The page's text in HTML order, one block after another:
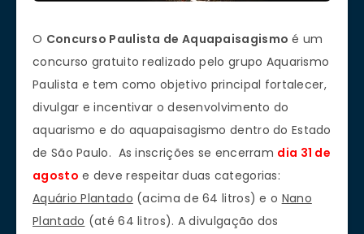
O Concurso Paulista de Aquapaisagismo é um
concurso gratuito realizado pelo grupo Aquarismo
Paulista e tem como objetivo principal fortalecer,
divulgar e incentivar o desenvolvimento do
aquarismo e do aquapaisagismo dentro do Estado
de São Paulo. As inscrições se encerram dia 31 de
agosto e deve respeitar duas categorias:
Aquário Plantado (acima de 64 litros) e o Nano
Plantado (até 64 litros). A divulgação dos